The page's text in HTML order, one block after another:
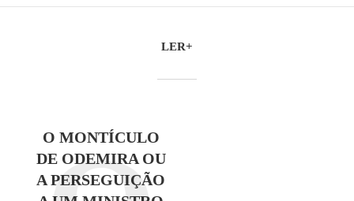
LER+
O MONTÍCULO
DE ODEMIRA OU
A PERSEGUIÇÃO